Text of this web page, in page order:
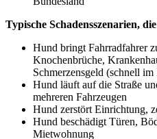
Typische Schadensszenarien,
Hund bringt Fahrradfahrer
Knochenbrüche,
Schmerzensgeld (schnell
Hund läuft auf die Straße
mehreren Fahrzeugen
Hund zerstört Einrichtung,
Hund beschädigt Türen,
Mietwohnung